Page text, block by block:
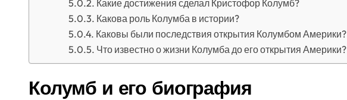
Какие достижения сделал Кристофор Колумб?
Какова роль Колумба в истории?
Каковы были последствия открытия Колумбом Америки?
Что известно о жизни Колумба до его открытия Америки?
Колумб и его биография